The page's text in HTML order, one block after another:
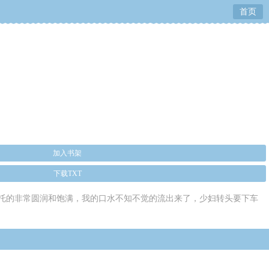
首页
加入书架
下载TXT
非常圆润和饱满，我的口水不知不觉的流出来了，少妇转头要下车